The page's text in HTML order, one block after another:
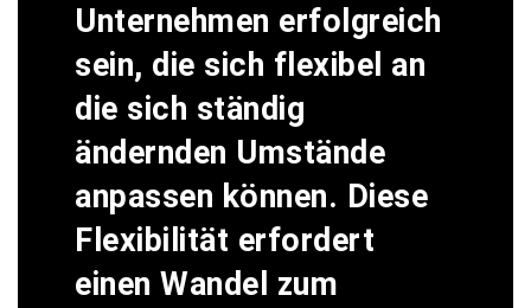
Unternehmen erfolgreich
sein, die sich flexibel an
die sich ständig
ändernden Umstände
anpassen können. Diese
Flexibilität erfordert
einen Wandel zum